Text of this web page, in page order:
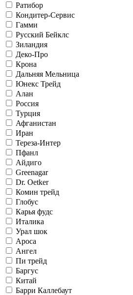
Ратибор
Кондитер-Сервис
Гамми
Русский Бейклс
Зиландия
Деко-Про
Крона
Дальняя Мельница
Юнекс Трейд
Алан
Россия
Турция
Афганистан
Иран
Тереза-Интер
Пфанл
Айдиго
Greenagar
Dr. Oetker
Комин трейд
Глобус
Карья фудс
Италика
Урал шок
Ароса
Ангел
Пи трейд
Баргус
Китай
Барри Каллебаут